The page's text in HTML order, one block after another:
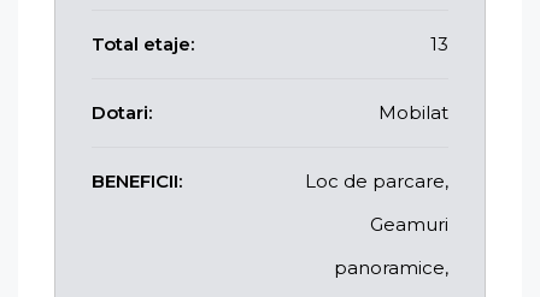
Total etaje: 13
Dotari: Mobilat
BENEFICII:
Loc de parcare,
Geamuri
panoramice,